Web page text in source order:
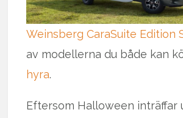
Weinsberg CaraSuite Edition
av modellerna du både kan
hyra.
Eftersom Halloween inträffar